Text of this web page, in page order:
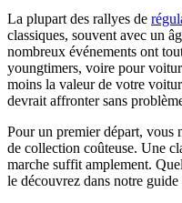
La plupart des rallyes de
classiques, souvent avec un
nombreux événements ont
youngtimers, voire pour
moins la valeur de votre
devrait affronter sans
Pour un premier départ, vous
de collection coûteuse. Une
marche suffit amplement.
le découvrez dans notre guide